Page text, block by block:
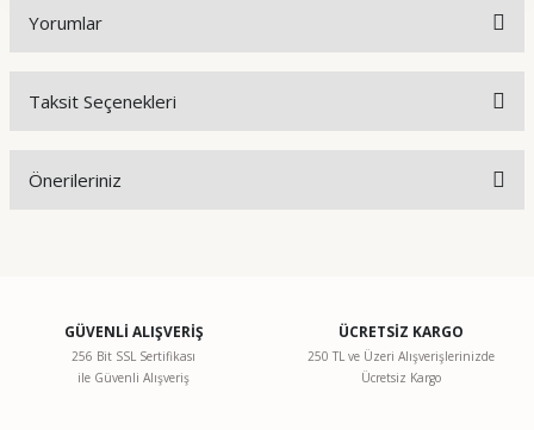
Yorumlar
Taksit Seçenekleri
Önerileriniz
Görüş ve önerileriniz için teşekkür ederiz.
Ürün resmi kalitesiz, bozuk veya görüntülenemiyor.
GÜVENLİ ALIŞVERİŞ
256 Bit SSL Sertifikası
ile Güvenli Alışveriş
ÜCRETSİZ KARGO
250 TL ve Üzeri Alışverişlerinizde
Ücretsiz Kargo